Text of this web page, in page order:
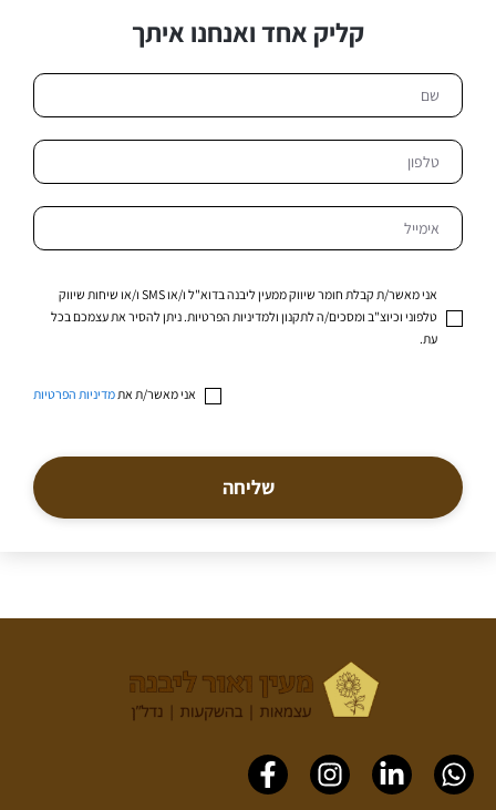
קליק אחד ואנחנו איתך
אני מאשר/ת קבלת חומר שיווק ממעין ליבנה בדוא"ל ו/או SMS ו/או שיחות שיווק
טלפוני וכיוצ"ב ומסכים/ה לתקנון ולמדיניות הפרטיות. ניתן להסיר את עצמכם בכל
עת.
אני מאשר/ת אתמדיניות הפרטיות
שליחה
Whatsapp
Linkedin-
in
Instagram
Facebook-
f